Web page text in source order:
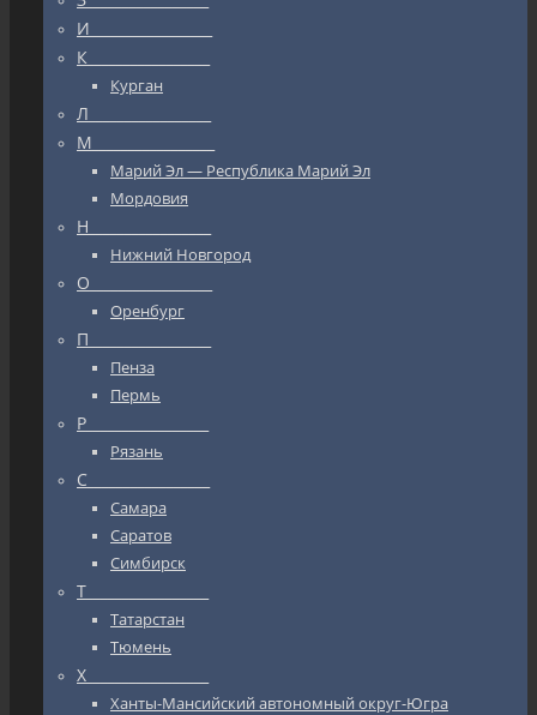
И_________________
К_________________
Курган
Л_________________
М_________________
Марий Эл — Республика Марий Эл
Мордовия
Н_________________
Нижний Новгород
О_________________
Оренбург
П_________________
Пенза
Пермь
Р_________________
Рязань
С_________________
Самара
Саратов
Симбирск
Т_________________
Татарстан
Тюмень
Х_________________
Ханты-Мансийский автономный округ-Югра